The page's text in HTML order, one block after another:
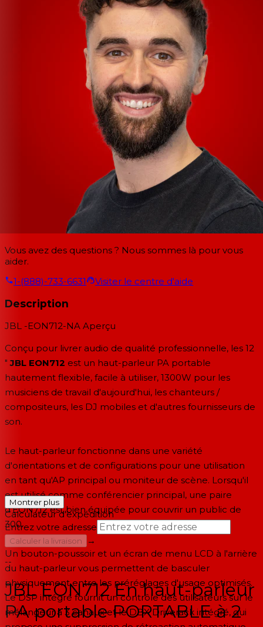
Vous avez des questions ? Nous sommes là pour vous
aider.
1-(888)-733-6631
Visiter le centre d'aide
Description
JBL -EON712-NA Aperçu
Conçu pour livrer audio de qualité professionnelle, les 12
" JBL EON712 est un haut-parleur PA portable
hautement flexible, facile à utiliser, 1300W pour les
musiciens de travail d'aujourd'hui, les chanteurs /
compositeurs, les DJ mobiles et d'autres fournisseurs de
son.
Le haut-parleur fonctionne dans une variété
d'orientations et de configurations pour une utilisation
en tant qu'AP principal ou moniteur de scène. Lorsqu'il
est utilisé comme conférencier principal, une paire
d'EON712 est bien équipée pour couvrir un public de
300.
Un bouton-poussoir et un écran de menu LCD à l'arrière
du haut-parleur vous permettent de basculer
physiquement entre les préréglages d'usage optimisés.
Le DSP intégré fournit un contrôle des utilisateurs sur le
mélangeur à 3 canaux et le DBX Driverack intégré, qui
Montrer plus
Calculateur d'expédition
Entrez votre adresse
Calculer la livraison
→
--
JBL EON712 En haut-parleur
PA portable PORTABLE à 2